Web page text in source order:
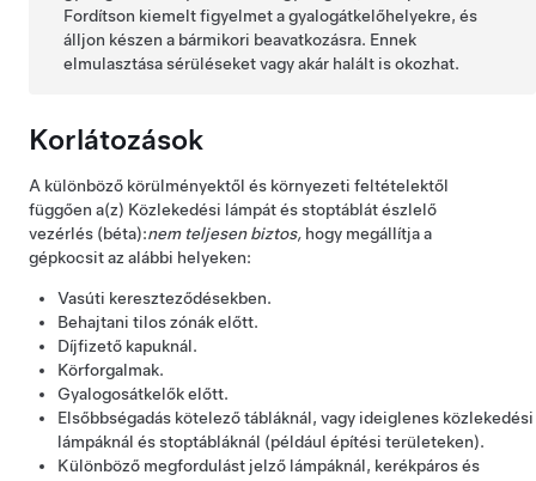
Fordítson kiemelt figyelmet a gyalogátkelőhelyekre, és
álljon készen a bármikori beavatkozásra. Ennek
elmulasztása sérüléseket vagy akár halált is okozhat.
Korlátozások
A különböző körülményektől és környezeti feltételektől
függően a(z) Közlekedési lámpát és stoptáblát észlelő
vezérlés (béta):nem teljesen biztos, hogy megállítja a
gépkocsit az alábbi helyeken:
Vasúti kereszteződésekben.
Behajtani tilos zónák előtt.
Díjfizető kapuknál.
Körforgalmak.
Gyalogosátkelők előtt.
Elsőbbségadás kötelező tábláknál, vagy ideiglenes közlekedési
lámpáknál és stoptábláknál (például építési területeken).
Különböző megfordulást jelző lámpáknál, kerékpáros és